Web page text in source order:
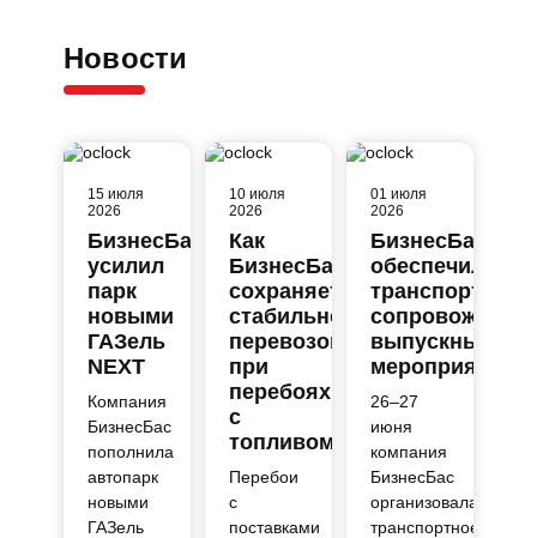
Новости
15 июля
2026
БизнесБас
усилил
парк
новыми
ГАЗель
NEXT
Компания
БизнесБас
пополнила
автопарк
новыми
ГАЗель
10 июля
2026
Как
БизнесБас
сохраняет
стабильность
перевозок
при
перебоях
с
топливом
Перебои
с
поставками
01 июля
2026
БизнесБас
обеспечил
транспортное
выпускных
мероприятий
26–27
июня
компания
БизнесБас
организовала
транспортное